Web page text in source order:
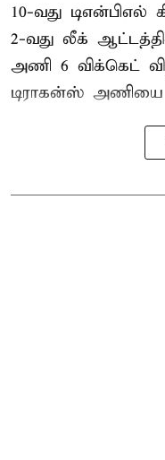
10-வது
2-வது லீக்
அணி 6 விக்கெட்
டிராகன்ஸ் அணியை